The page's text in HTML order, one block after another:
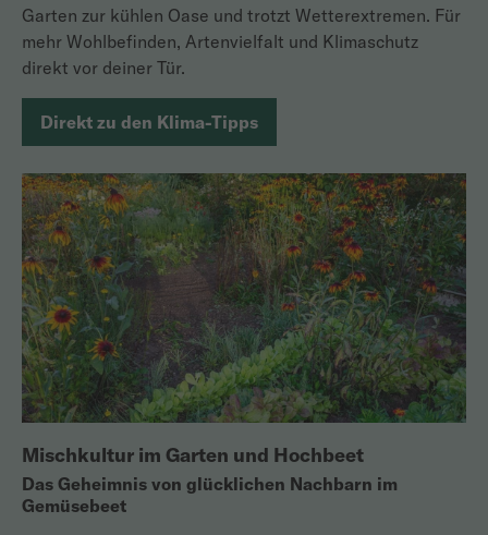
Garten zur kühlen Oase und trotzt Wetterextremen. Für
mehr Wohlbefinden, Artenvielfalt und Klimaschutz
direkt vor deiner Tür.
Direkt zu den Klima-Tipps
Mischkultur im Garten und Hochbeet
Das Geheimnis von glücklichen Nachbarn im
Gemüsebeet